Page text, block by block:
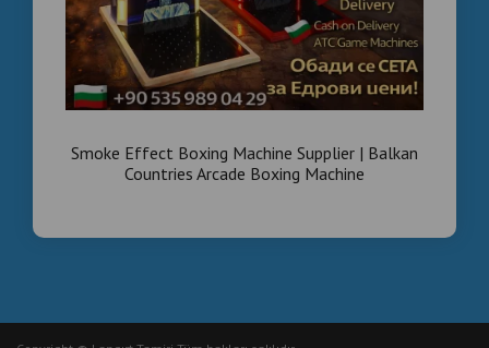
Smoke Effect Boxing Machine Supplier | Balkan
Countries Arcade Boxing Machine